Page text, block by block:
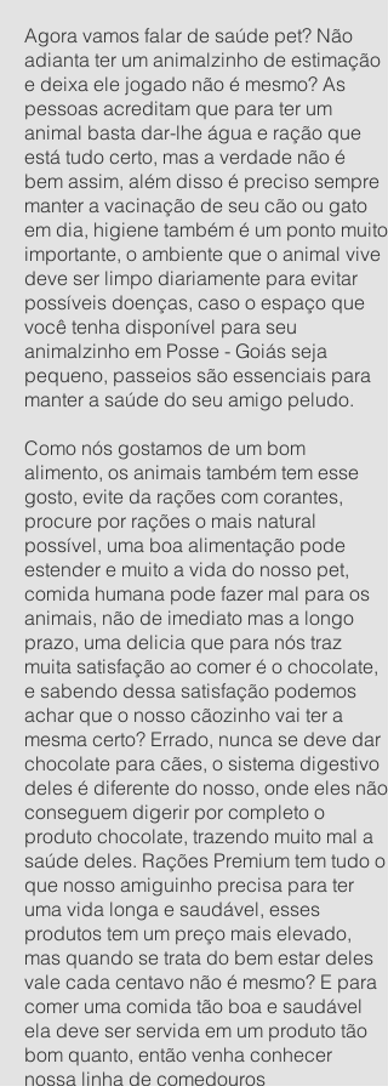
Agora vamos falar de saúde pet? Não
adianta ter um animalzinho de estimação
e deixa ele jogado não é mesmo? As
pessoas acreditam que para ter um
animal basta dar-lhe água e ração que
está tudo certo, mas a verdade não é
bem assim, além disso é preciso sempre
manter a vacinação de seu cão ou gato
em dia, higiene também é um ponto muito
importante, o ambiente que o animal vive
deve ser limpo diariamente para evitar
possíveis doenças, caso o espaço que
você tenha disponível para seu
animalzinho em Posse - Goiás seja
pequeno, passeios são essenciais para
manter a saúde do seu amigo peludo.
Como nós gostamos de um bom
alimento, os animais também tem esse
gosto, evite da rações com corantes,
procure por rações o mais natural
possível, uma boa alimentação pode
estender e muito a vida do nosso pet,
comida humana pode fazer mal para os
animais, não de imediato mas a longo
prazo, uma delicia que para nós traz
muita satisfação ao comer é o chocolate,
e sabendo dessa satisfação podemos
achar que o nosso cãozinho vai ter a
mesma certo? Errado, nunca se deve dar
chocolate para cães, o sistema digestivo
deles é diferente do nosso, onde eles não
conseguem digerir por completo o
produto chocolate, trazendo muito mal a
saúde deles. Rações Premium tem tudo o
que nosso amiguinho precisa para ter
uma vida longa e saudável, esses
produtos tem um preço mais elevado,
mas quando se trata do bem estar deles
vale cada centavo não é mesmo? E para
comer uma comida tão boa e saudável
ela deve ser servida em um produto tão
bom quanto, então venha conhecer
nossa linha de comedouros